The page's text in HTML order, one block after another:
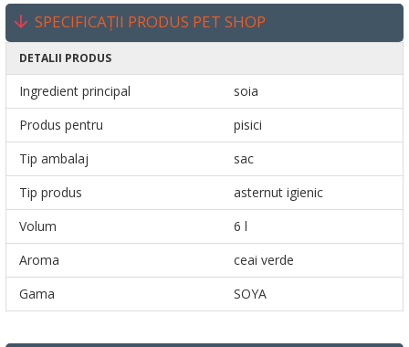
SPECIFICAȚII PRODUS PET SHOP
DETALII PRODUS
Ingredient principal
soia
Produs pentru
pisici
Tip ambalaj
sac
Tip produs
asternut igienic
Volum
6 l
Aroma
ceai verde
Gama
SOYA